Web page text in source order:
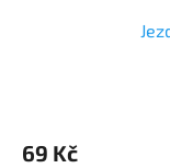
69 Kč